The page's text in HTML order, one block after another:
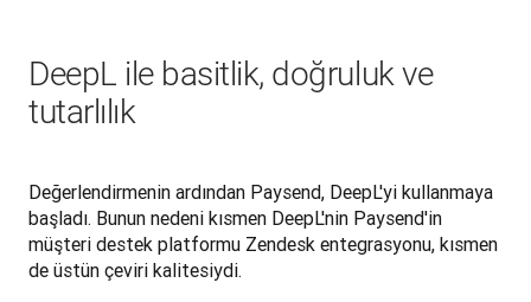
DeepL ile basitlik, doğruluk ve
tutarlılık
Değerlendirmenin ardından Paysend, DeepL'yi kullanmaya
başladı. Bunun nedeni kısmen DeepL'nin Paysend'in
müşteri destek platformu Zendesk entegrasyonu, kısmen